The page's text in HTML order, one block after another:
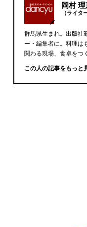
岡村
（ライタ
群馬県生まれ。出版社
ー・編集者に。料理は
関わる現場、食卓をつ
この人の記事をもっと